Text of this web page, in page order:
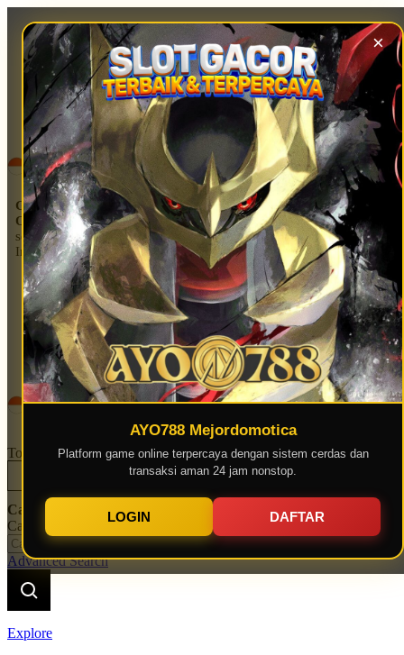
×
AYO788 Mejordomotica
Platform game online terpercaya dengan sistem cerdas dan
transaksi aman 24 jam nonstop.
LOGIN DAFTAR
ID
Gratis
Ongkir
se-
Indonesia!
Masuk | Daftar
Lokasi Toko
Lacak Pesanan
Pengembalian Pesanan
Bantuan
Indonesia
Toggle Nav
DAFTAR
Cari
Cari
Advanced Search
Explore